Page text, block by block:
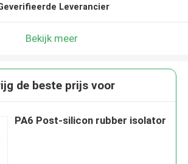
Leverancier
Bekijk meer
de beste prijs voor
PA6 Post-silicon rubber isolator